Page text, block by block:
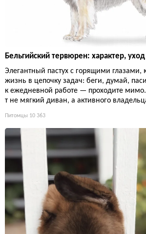
Бельгийский тервюрен: характер,
Элегантный пастух с горящими глазами,
жизнь в цепочку задач: беги, думай,
к ежедневной работе — проходите
т не мягкий диван, а активного
Питомцы 10 363